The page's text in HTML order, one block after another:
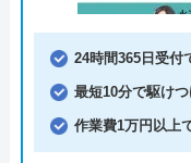
24時間365日受付
最短10分で駆け
作業費1万円以上